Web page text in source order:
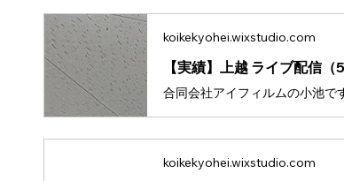
koikekyohei.wixstudio.com
koikekyohei.wixstudio.com